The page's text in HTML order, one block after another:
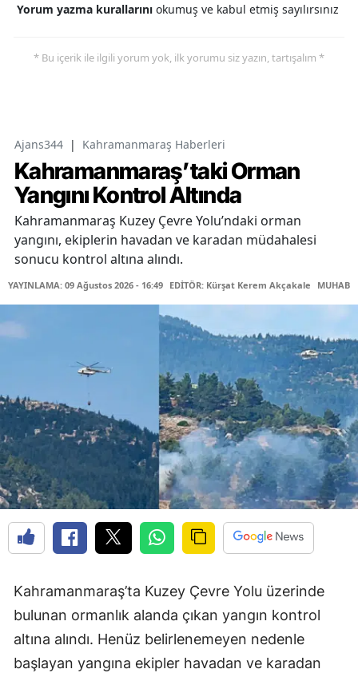
Yorum yazma kurallarını okumuş ve kabul etmiş sayılırsınız
* Bu içerik ile ilgili yorum yok, ilk yorumu siz yazın, tartışalım *
Ajans344 | Kahramanmaraş Haberleri
Kahramanmaraş’taki Orman
Yangını Kontrol Altında
Kahramanmaraş Kuzey Çevre Yolu’ndaki orman
yangını, ekiplerin havadan ve karadan müdahalesi
sonucu kontrol altına alındı.
YAYINLAMA: 09 Ağustos 2026 - 16:49 EDİTÖR: Kürşat Kerem Akçakale
Kahramanmaraş’ta Kuzey Çevre Yolu üzerinde
bulunan ormanlık alanda çıkan yangın kontrol
altına alındı. Henüz belirlenemeyen nedenle
başlayan yangına ekipler havadan ve karadan